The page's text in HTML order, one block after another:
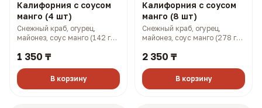
Калифорния с соусом
манго (4 шт)
Снежный краб, огурец,
майонез, соус манго (142 гр,
1 350 ₸
В корзину
Калифорния с соусом
манго (8 шт)
Снежный краб, огурец,
майонез, соус манго (278 гр,
2 350 ₸
В корзину